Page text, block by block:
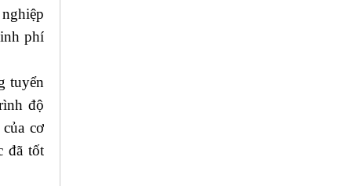
phí
tuyển
độ
cơ
đã tốt